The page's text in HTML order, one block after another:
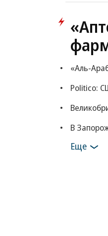
«Аль-
Politico:
В
Еще